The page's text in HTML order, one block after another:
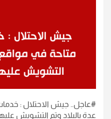
عدة بالبلاد وتم التشويش